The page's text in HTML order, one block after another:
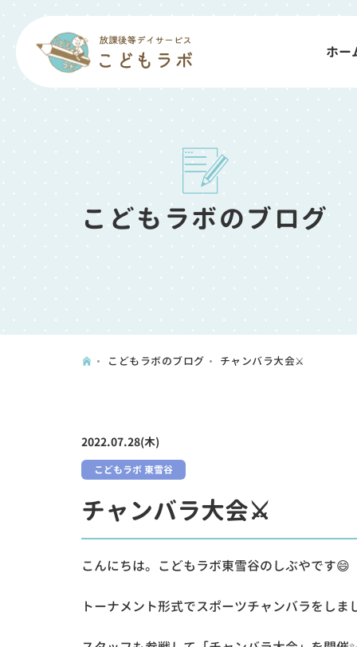
ホー
こどもラボのブログ
こどもラボのブログ チャンバラ大会⚔
2022.07.28(木)
こどもラボ 東雪谷
チャンバラ大会⚔
こんにちは。こどもラボ東雪谷のしぶやです😄
トーナメント形式でスポーツチャンバラをしま